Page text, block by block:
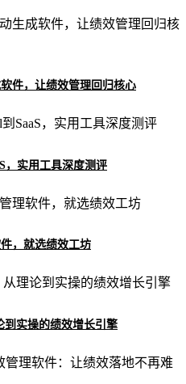
件，让绩效管理回归核心
，实用工具深度测评
，就选绩效工坊
到实操的绩效增长引擎